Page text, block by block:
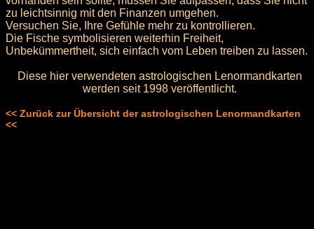
zu leichtsinnig mit den Finanzen umgehen.
Versuchen Sie, Ihre Gefühle mehr zu kontrollieren.
Die Fische symbolisieren weiterhin Freiheit,
Unbekümmertheit, sich einfach vom Leben treiben zu lassen.
Diese hier verwendeten astrologischen Lenormandkarten
werden seit 1998 veröffentlicht.
<< Zurück zur Übersicht der astrologischen Lenormandkarten
<<